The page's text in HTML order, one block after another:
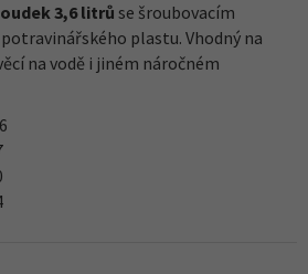
3,6 litrů se šroubovacím
plastu. Vhodný na
na vodě i jiném náročném